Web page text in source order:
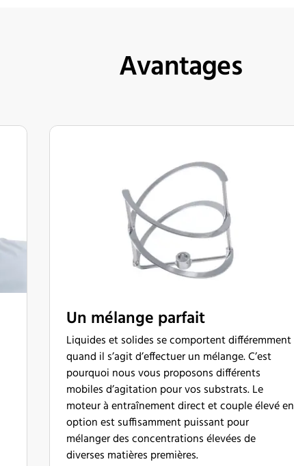
Avantages
Un mélange parfait
Liquides et solides se comportent différemment
quand il s’agit d’effectuer un mélange. C’est
pourquoi nous vous proposons différents
mobiles d’agitation pour vos substrats. Le
moteur à entraînement direct et couple élevé en
option est suffisamment puissant pour
mélanger des concentrations élevées de
diverses matières premières.